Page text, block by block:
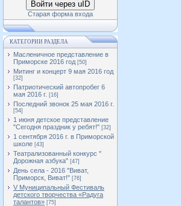
Войти через uID
Старая форма входа
КАТЕГОРИИ РАЗДЕЛА
Масленичное представление в
Приморске 2016 год [50]
Митинг и концерт 9 мая 2016 год
[32]
Патриотический автопробег 6
мая 2016 г. [16]
Последний звонок 25 мая 2016 г.
[54]
1 июня детское представление
"Сегодня праздник у ребят!" [32]
1 сентября 2016 г. в Приморской
школе [43]
Театрализованный конкурс "
Дорожная азбука" [47]
День села - 2016 "Виват,
Приморск, Виват!" [76]
V Муниципальный Фестиваль
детского творчества «Радуга
талантов» [75]